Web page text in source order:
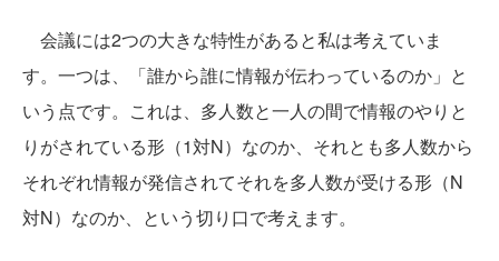
会議には2つの大きな特性があると私は考えていま
す。一つは、「誰から誰に情報が伝わっているのか」と
いう点です。これは、多人数と一人の間で情報のやりと
りがされている形（1対N）なのか、それとも多人数から
それぞれ情報が発信されてそれを多人数が受ける形（N
対N）なのか、という切り口で考えます。